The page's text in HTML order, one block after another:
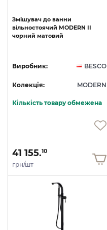
Змішувач до ванни
вільностоячий MODERN II
чорний матовий
Виробник: BESCO
Колекція: MODERN
Кількість товару обмежена
41 155.10
грн/шт